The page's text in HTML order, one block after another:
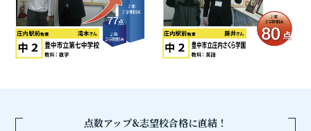
点数アップ&志望校合格に直結！